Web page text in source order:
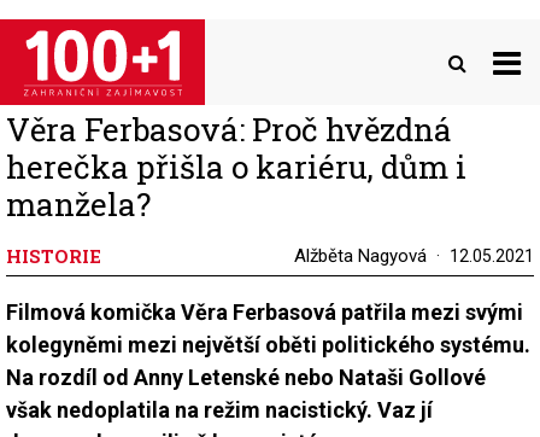
Přejít
hlavnímu
obsahu
Věra Ferbasová: Proč hvězdná
herečka přišla o kariéru, dům i
manžela?
HISTORIE Alžběta Nagyová 12.05.2021
Filmová komička Věra Ferbasová patřila mezi svými
kolegyněmi mezi největší oběti politického systému.
Na rozdíl od Anny Letenské nebo Nataši Gollové
však nedoplatila na režim nacistický. Vaz jí